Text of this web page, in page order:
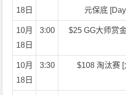
18日
元保底
10月
18日
3:00 $25 GG大师赏
10月
18日
3:30 $108 淘汰赛 [